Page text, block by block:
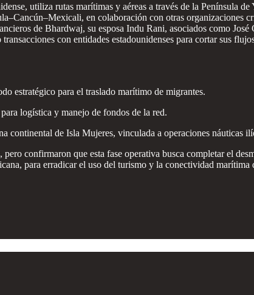
utiliza rutas marítimas y aéreas a través de la Península
en colaboración con otras organizaciones
de Bhardwaj, su esposa Indu Rani, asociados como
con entidades estadounidenses para cortar sus
estratégico para el traslado marítimo de migrantes.
logística y manejo de fondos de la red.
continental de Isla Mujeres, vinculada a operaciones náuticas
confirmaron que esta fase operativa busca completar el
para erradicar el uso del turismo y la conectividad marítima